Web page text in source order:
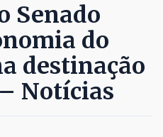
Senado
do
destinação
Notícias